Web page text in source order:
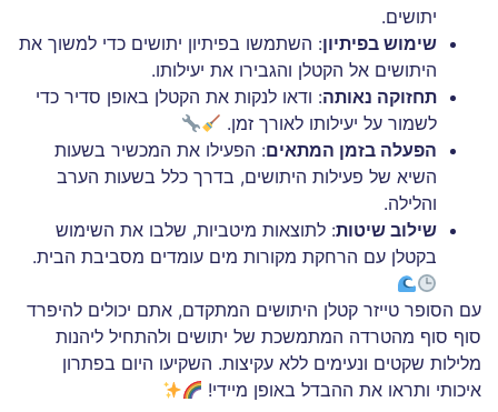
יתושים.
שימוש בפיתיון: השתמשו בפיתיון יתושים כדי למשוך את
היתושים אל הקטלן והגבירו את יעילותו.
תחזוקה נאותה: ודאו לנקות את הקטלן באופן סדיר כדי
לשמור על יעילותו לאורך זמן.
הפעלה בזמן המתאים: הפעילו את המכשיר בשעות
השיא של פעילות היתושים, בדרך כלל בשעות הערב
והלילה.
שילוב שיטות: לתוצאות מיטביות, שלבו את השימוש
בקטלן עם הרחקת מקורות מים עומדים מסביבת הבית.
עם הסופר טייזר קטלן היתושים המתקדם, אתם יכולים להיפרד
סוף סוף מהטרדה המתמשכת של יתושים ולהתחיל ליהנות
מלילות שקטים ונעימים ללא עקיצות. השקיעו היום בפתרון
איכותי ותראו את ההבדל באופן מיידי!